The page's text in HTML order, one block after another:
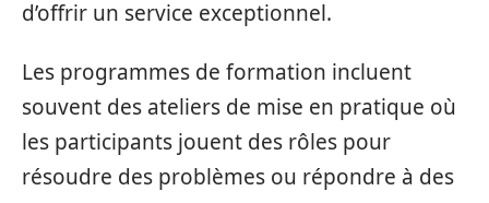
d’offrir un service exceptionnel.
Les programmes de formation incluent
souvent des ateliers de mise en pratique où
les participants jouent des rôles pour
résoudre des problèmes ou répondre à des